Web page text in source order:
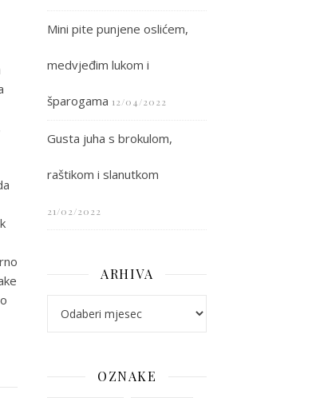
Mini pite punjene oslićem,
medvjeđim lukom i
šparogama 12/04/2022
Gusta juha s brokulom,
raštikom i slanutkom
21/02/2022
ARHIVA
OZNAKE